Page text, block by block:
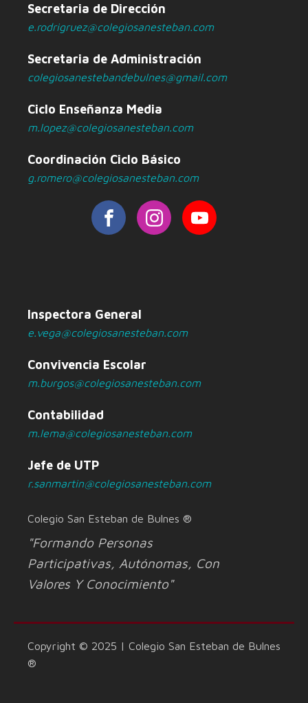
Secretaria de Dirección
e.rodrigruez@colegiosanesteban.com
Secretaria de Administración
colegiosanestebandebulnes@gmail.com
Ciclo Enseñanza Media
m.lopez@colegiosanesteban.com
Coordinación Ciclo Básico
g.romero@colegiosanesteban.com
Inspectora General
e.vega@colegiosanesteban.com
Convivencia Escolar
m.burgos@colegiosanesteban.com
Contabilidad
m.lema@colegiosanesteban.com
Jefe de UTP
r.sanmartin@colegiosanesteban.com
Colegio San Esteban de Bulnes ®
"Formando Personas
Participativas, Autónomas, Con
Valores Y Conocimiento"
Copyright © 2025 | Colegio San Esteban de Bulnes
®